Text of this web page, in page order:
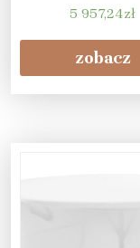
5 957,24zł
zobacz